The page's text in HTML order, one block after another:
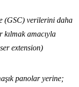
(GSC) verilerini daha
amacıyla
extension)
panolar yerine;